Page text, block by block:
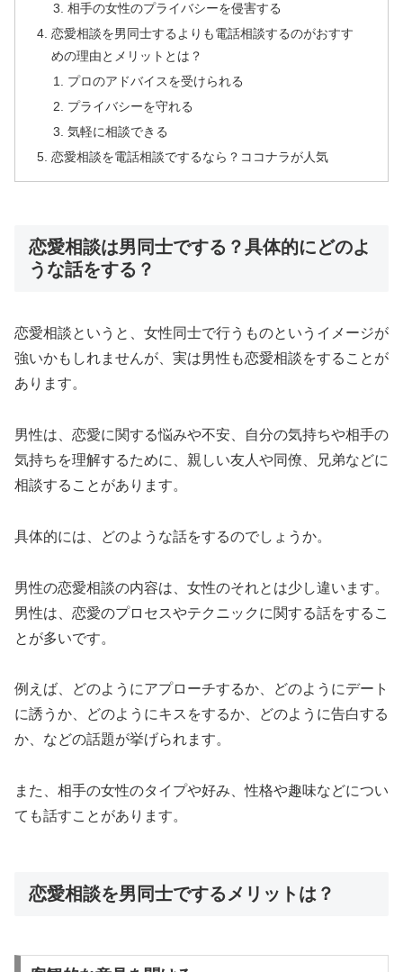
相手の女性のプライバシーを侵害する
恋愛相談を男同士するよりも電話相談するのがおすす
めの理由とメリットとは？
プロのアドバイスを受けられる
プライバシーを守れる
気軽に相談できる
恋愛相談を電話相談でするなら？ココナラが人気
恋愛相談は男同士でする？具体的にどのよ
うな話をする？
恋愛相談というと、女性同士で行うものというイメージが
強いかもしれませんが、実は男性も恋愛相談をすることが
あります。
男性は、恋愛に関する悩みや不安、自分の気持ちや相手の
気持ちを理解するために、親しい友人や同僚、兄弟などに
相談することがあります。
具体的には、どのような話をするのでしょうか。
男性の恋愛相談の内容は、女性のそれとは少し違います。
男性は、恋愛のプロセスやテクニックに関する話をするこ
とが多いです。
例えば、どのようにアプローチするか、どのようにデート
に誘うか、どのようにキスをするか、どのように告白する
か、などの話題が挙げられます。
また、相手の女性のタイプや好み、性格や趣味などについ
ても話すことがあります。
恋愛相談を男同士でするメリットは？